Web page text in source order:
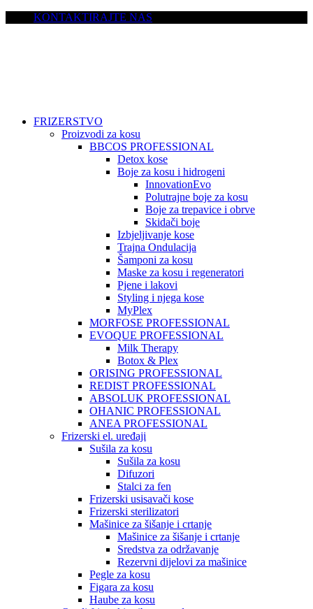
KONTAKTIRAJTE NAS
FRIZERSTVO
Proizvodi za kosu
BBCOS PROFESSIONAL
Detox kose
Boje za kosu i hidrogeni
InnovationEvo
Polutrajne boje za kosu
Boje za trepavice i obrve
Skidači boje
Izbjeljivanje kose
Trajna Ondulacija
Šamponi za kosu
Maske za kosu i regeneratori
Pjene i lakovi
Styling i njega kose
MyPlex
MORFOSE PROFESSIONAL
EVOQUE PROFESSIONAL
Milk Therapy
Botox & Plex
ORISING PROFESSIONAL
REDIST PROFESSIONAL
ABSOLUK PROFESSIONAL
OHANIC PROFESSIONAL
ANEA PROFESSIONAL
Frizerski el. uređaji
Sušila za kosu
Sušila za kosu
Difuzori
Stalci za fen
Frizerski usisavači kose
Frizerski sterilizatori
Mašinice za šišanje i crtanje
Mašinice za šišanje i crtanje
Sredstva za održavanje
Rezervni dijelovi za mašinice
Pegle za kosu
Figara za kosu
Haube za kosu